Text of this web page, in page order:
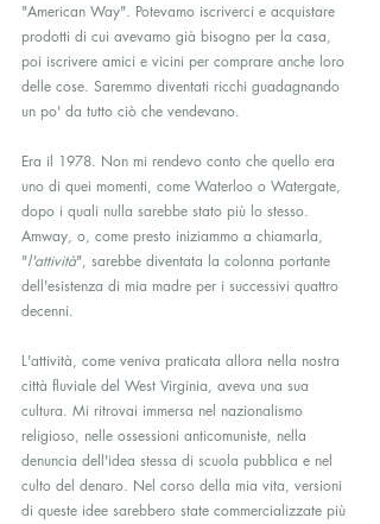
"American Way". Potevamo iscriverci e acquistare
prodotti di cui avevamo già bisogno per la casa,
poi iscrivere amici e vicini per comprare anche loro
delle cose. Saremmo diventati ricchi guadagnando
un po' da tutto ciò che vendevano.
Era il 1978. Non mi rendevo conto che quello era
uno di quei momenti, come Waterloo o Watergate,
dopo i quali nulla sarebbe stato più lo stesso.
Amway, o, come presto iniziammo a chiamarla,
"l'attività", sarebbe diventata la colonna portante
dell'esistenza di mia madre per i successivi quattro
decenni.
L'attività, come veniva praticata allora nella nostra
città fluviale del West Virginia, aveva una sua
cultura. Mi ritrovai immersa nel nazionalismo
religioso, nelle ossessioni anticomuniste, nella
denuncia dell'idea stessa di scuola pubblica e nel
culto del denaro. Nel corso della mia vita, versioni
di queste idee sarebbero state commercializzate più